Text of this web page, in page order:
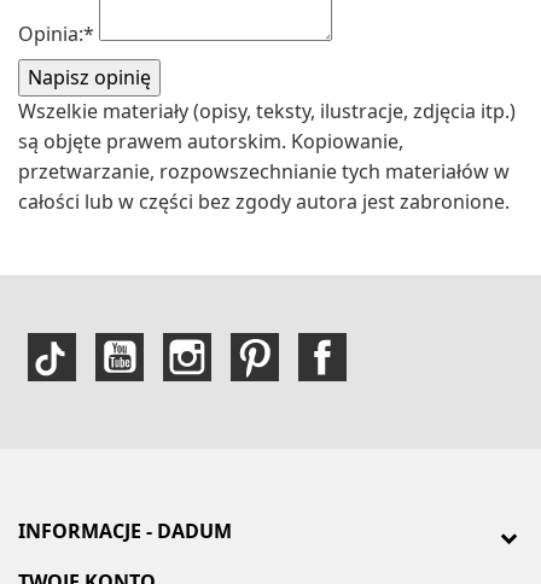
Opinia:*
Wszelkie materiały (opisy, teksty, ilustracje, zdjęcia itp.)
są objęte prawem autorskim. Kopiowanie,
przetwarzanie, rozpowszechnianie tych materiałów w
całości lub w części bez zgody autora jest zabronione.
INFORMACJE - DADUM